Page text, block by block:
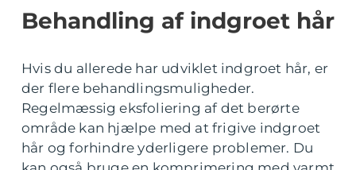
Behandling af indgroet hår
Hvis du allerede har udviklet indgroet hår, er
der flere behandlingsmuligheder.
Regelmæssig eksfoliering af det berørte
område kan hjælpe med at frigive indgroet
hår og forhindre yderligere problemer. Du